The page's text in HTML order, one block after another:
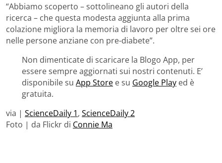
“Abbiamo scoperto – sottolineano gli autori della
ricerca – che questa modesta aggiunta alla prima
colazione migliora la memoria di lavoro per oltre sei ore
nelle persone anziane con pre-diabete”.
Non dimenticate di scaricare la Blogo App, per
essere sempre aggiornati sui nostri contenuti. E’
disponibile su App Store e su Google Play ed è
gratuita.
via | ScienceDaily 1, ScienceDaily 2
Foto | da Flickr di Connie Ma